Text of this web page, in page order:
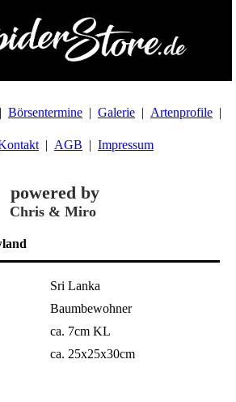
Börsentermine Galerie Artenprofile
AGB Impressum
powered by
Chris & Miro
Sri Lanka
Baumbewohner
ca. 7cm KL
ca. 25x25x30cm